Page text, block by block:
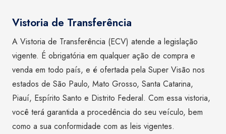
Vistoria de Transferência
A Vistoria de Transferência (ECV) atende a legislação
vigente. É obrigatória em qualquer ação de compra e
venda em todo país, e é ofertada pela Super Visão nos
estados de São Paulo, Mato Grosso, Santa Catarina,
Piauí, Espírito Santo e Distrito Federal. Com essa vistoria,
você terá garantida a procedência do seu veículo, bem
como a sua conformidade com as leis vigentes.